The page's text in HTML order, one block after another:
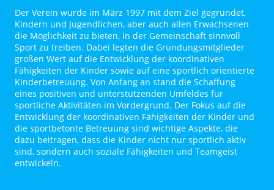
Der Verein wurde im März 1997 mit dem Ziel gegründet,
Kindern und Jugendlichen, aber auch allen Erwachsenen
die Möglichkeit zu bieten, in der Gemeinschaft sinnvoll
Sport zu treiben. Dabei legten die Gründungsmitglieder
großen Wert auf die Entwicklung der koordinativen
Fähigkeiten der Kinder sowie auf eine sportlich orientierte
Kinderbetreuung. Von Anfang an stand die Schaffung
eines positiven und unterstützenden Umfeldes für
sportliche Aktivitäten im Vordergrund. Der Fokus auf die
Entwicklung der koordinativen Fähigkeiten der Kinder und
die sportbetonte Betreuung sind wichtige Aspekte, die
dazu beitragen, dass die Kinder nicht nur sportlich aktiv
sind, sondern auch soziale Fähigkeiten und Teamgeist
entwickeln.